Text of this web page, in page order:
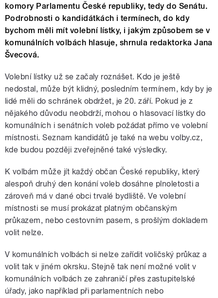
komory Parlamentu České republiky, tedy do Senátu.
Podrobnosti o kandidátkách i termínech, do kdy
bychom měli mít volební lístky, i jakým způsobem se v
komunálních volbách hlasuje, shrnula redaktorka Jana
Švecová.
Volební lístky už se začaly roznášet. Kdo je ještě
nedostal, může být klidný, posledním termínem, kdy by je
lidé měli do schránek obdržet, je 20. září. Pokud je z
nějakého důvodu neobdrží, mohou o hlasovací lístky do
komunálních i senátních voleb požádat přímo ve volební
místnosti. Seznam kandidátů je také na webu volby.cz,
kde budou později zveřejněné také výsledky.
K volbám může jít každý občan České republiky, který
alespoň druhý den konání voleb dosáhne plnoletosti a
zároveň má v dané obci trvalé bydliště. Ve volební
místnosti se musí prokázat platným občanským
průkazem, nebo cestovním pasem, s prošlým dokladem
volit nelze.
V komunálních volbách si nelze zařídit voličský průkaz a
volit tak v jiném okrsku. Stejně tak není možné volit v
komunálních volbách ze zahraničí přes zastupitelské
úřady, jako například při parlamentních nebo